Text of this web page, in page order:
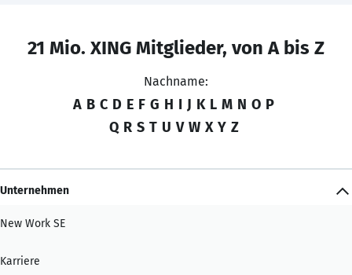
21 Mio. XING Mitglieder, von A bis Z
Nachname:
A B C D E F G H I J K L M N O P
Q R S T U V W X Y Z
Unternehmen
New Work SE
Karriere